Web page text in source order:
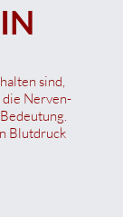
sind,
die Nerven-
Blutdruck